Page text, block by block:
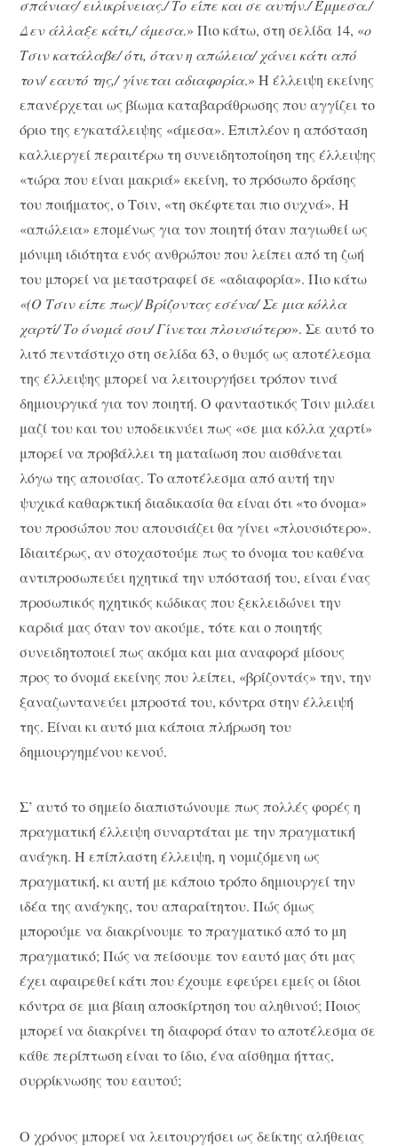
σπάνιας/ ειλικρίνειας./ Το είπε και σε αυτήν./ Έμμεσα./
Δεν άλλαξε κάτι,/ άμεσα.» Πιο κάτω, στη σελίδα 14, «ο
Τσιν κατάλαβε/ ότι, όταν η απώλεια/ χάνει κάτι από
τον/ εαυτό της,/ γίνεται αδιαφορία.» Η έλλειψη εκείνης
επανέρχεται ως βίωμα καταβαράθρωσης που αγγίζει το
όριο της εγκατάλειψης «άμεσα». Επιπλέον η απόσταση
καλλιεργεί περαιτέρω τη συνειδητοποίηση της έλλειψης
«τώρα που είναι μακριά» εκείνη, το πρόσωπο δράσης
του ποιήματος, ο Τσιν, «τη σκέφτεται πιο συχνά». Η
«απώλεια» επομένως για τον ποιητή όταν παγιωθεί ως
μόνιμη ιδιότητα ενός ανθρώπου που λείπει από τη ζωή
του μπορεί να μεταστραφεί σε «αδιαφορία». Πιο κάτω
«(Ο Τσιν είπε πως)/ Βρίζοντας εσένα/ Σε μια κόλλα
χαρτί/ Το όνομά σου/ Γίνεται πλουσιότερο». Σε αυτό το
λιτό πεντάστιχο στη σελίδα 63, ο θυμός ως αποτέλεσμα
της έλλειψης μπορεί να λειτουργήσει τρόπον τινά
δημιουργικά για τον ποιητή. Ο φανταστικός Τσιν μιλάει
μαζί του και του υποδεικνύει πως «σε μια κόλλα χαρτί»
μπορεί να προβάλλει τη ματαίωση που αισθάνεται
λόγω της απουσίας. Το αποτέλεσμα από αυτή την
ψυχικά καθαρκτική διαδικασία θα είναι ότι «το όνομα»
του προσώπου που απουσιάζει θα γίνει «πλουσιότερο».
Ιδιαιτέρως, αν στοχαστούμε πως το όνομα του καθένα
αντιπροσωπεύει ηχητικά την υπόστασή του, είναι ένας
προσωπικός ηχητικός κώδικας που ξεκλειδώνει την
καρδιά μας όταν τον ακούμε, τότε και ο ποιητής
συνειδητοποιεί πως ακόμα και μια αναφορά μίσους
προς το όνομά εκείνης που λείπει, «βρίζοντάς» την, την
ξαναζωντανεύει μπροστά του, κόντρα στην έλλειψή
της. Είναι κι αυτό μια κάποια πλήρωση του
δημιουργημένου κενού.
Σ’ αυτό το σημείο διαπιστώνουμε πως πολλές φορές η
πραγματική έλλειψη συναρτάται με την πραγματική
ανάγκη. Η επίπλαστη έλλειψη, η νομιζόμενη ως
πραγματική, κι αυτή με κάποιο τρόπο δημιουργεί την
ιδέα της ανάγκης, του απαραίτητου. Πώς όμως
μπορούμε να διακρίνουμε το πραγματικό από το μη
πραγματικό; Πώς να πείσουμε τον εαυτό μας ότι μας
έχει αφαιρεθεί κάτι που έχουμε εφεύρει εμείς οι ίδιοι
κόντρα σε μια βίαιη αποσκίρτηση του αληθινού; Ποιος
μπορεί να διακρίνει τη διαφορά όταν το αποτέλεσμα σε
κάθε περίπτωση είναι το ίδιο, ένα αίσθημα ήττας,
συρρίκνωσης του εαυτού;
Ο χρόνος μπορεί να λειτουργήσει ως δείκτης αλήθειας